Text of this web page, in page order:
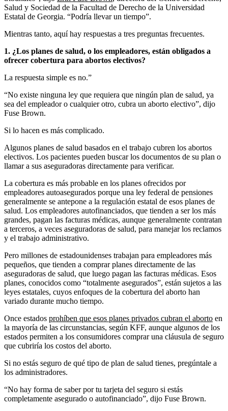
Salud y Sociedad de la Facultad de Derecho de la Universidad
Estatal de Georgia. “Podría llevar un tiempo”.
Mientras tanto, aquí hay respuestas a tres preguntas frecuentes.
1. ¿Los planes de salud, o los empleadores, están obligados a
ofrecer cobertura para abortos electivos?
La respuesta simple es no.”
“No existe ninguna ley que requiera que ningún plan de salud, ya
sea del empleador o cualquier otro, cubra un aborto electivo”, dijo
Fuse Brown.
Si lo hacen es más complicado.
Algunos planes de salud basados ​​en el trabajo cubren los abortos
electivos. Los pacientes pueden buscar los documentos de su plan o
llamar a sus aseguradoras directamente para verificar.
La cobertura es más probable en los planes ofrecidos por
empleadores autoasegurados porque una ley federal de pensiones
generalmente se antepone a la regulación estatal de esos planes de
salud. Los empleadores autofinanciados, que tienden a ser los más
grandes, pagan las facturas médicas, aunque generalmente contratan
a terceros, a veces aseguradoras de salud, para manejar los reclamos
y el trabajo administrativo.
Pero millones de estadounidenses trabajan para empleadores más
pequeños, que tienden a comprar planes directamente de las
aseguradoras de salud, que luego pagan las facturas médicas. Esos
planes, conocidos como “totalmente asegurados”, están sujetos a las
leyes estatales, cuyos enfoques de la cobertura del aborto han
variado durante mucho tiempo.
Once estados prohíben que esos planes privados cubran el aborto en
la mayoría de las circunstancias, según KFF, aunque algunos de los
estados permiten a los consumidores comprar una cláusula de seguro
que cubriría los costos del aborto.
Si no estás seguro de qué tipo de plan de salud tienes, pregúntale a
los administradores.
“No hay forma de saber por tu tarjeta del seguro si estás
completamente asegurado o autofinanciado”, dijo Fuse Brown.